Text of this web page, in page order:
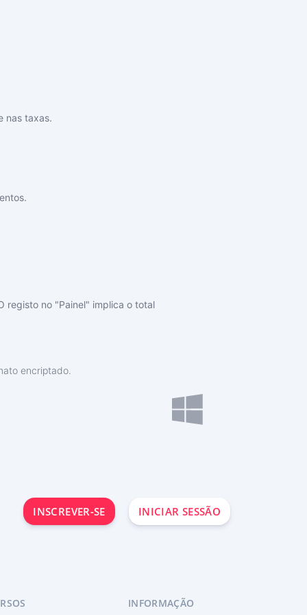
nas taxas.
registo no "Painel" implica o total
encriptado.
INSCREVER-SE INICIAR SESSÃO
INFORMAÇÃO